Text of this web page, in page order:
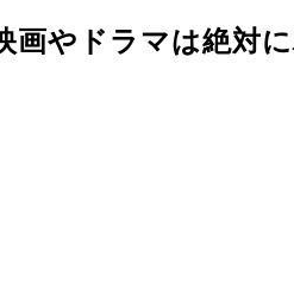
画やドラマは絶対